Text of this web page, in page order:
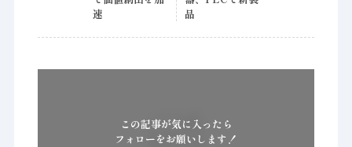
速
品
この記事が気に入ったら
フォローをお願いします！